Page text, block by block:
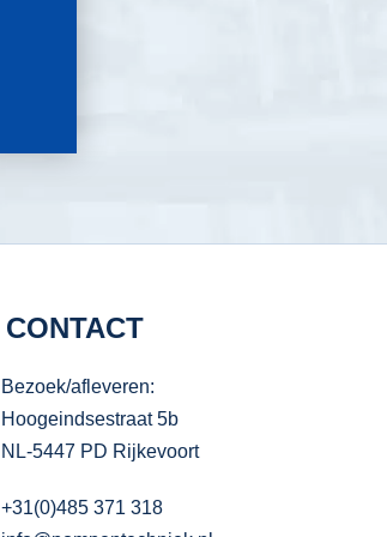
CONTACT
Bezoek/afleveren:
Hoogeindsestraat 5b
NL-5447 PD Rijkevoort
+31(0)485 371 318